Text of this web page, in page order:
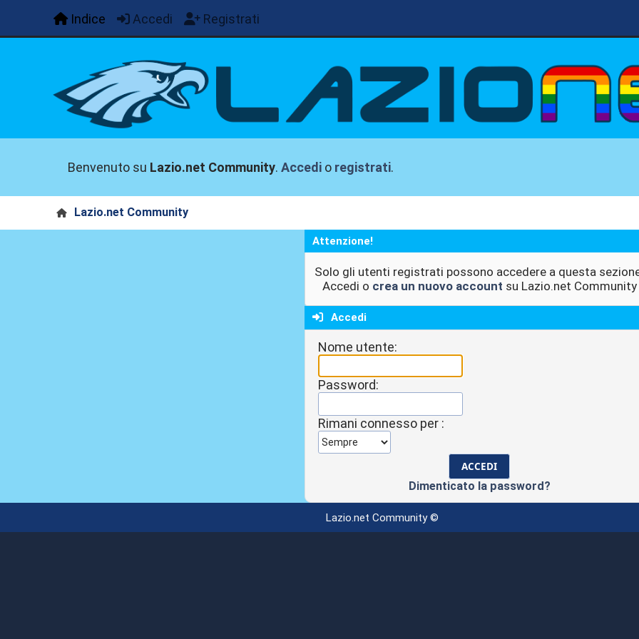
Indice Accedi Registrati
Benvenuto su Lazio.net Community.Accedi o registrati.
Lazio.net Community
Attenzione!
Solo gli utenti registrati possono accedere a questa
Accedi o crea un nuovo account su Lazio.net Community
Accedi
Nome utente:
Password:
Rimani connesso per :
Dimenticato la password?
Lazio.net Community ©